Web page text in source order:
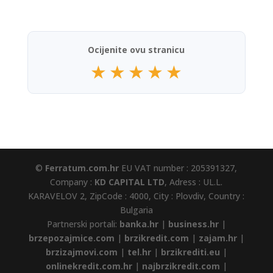
Ocijenite ovu stranicu
★★★★★
© Ferratum.com.hr EU VAT number : 205391327,
Company : KD CAPITAL LTD, Adress : UL.L.
KARAVELOV 2, ZipCode : 4000, City : Plovdiv, Country :
Bulgaria
Partnerski portali: banka.hr| business.hr|
brzepozajmice.com | brzikredit.com | zajam.hr|
brzizajmovi.com | tel.hr| brzikrediti.eu |
onlinekredit.com.hr| najbrzikredit.com |